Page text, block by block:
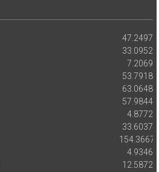
47.2497
33.0952
7.2069
53.7918
63.0648
57.9844
4.8772
33.6037
154.3667
4.9346
12.5872